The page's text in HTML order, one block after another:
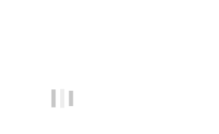
Hilfe (Mo–Fr · 09:00–14:00